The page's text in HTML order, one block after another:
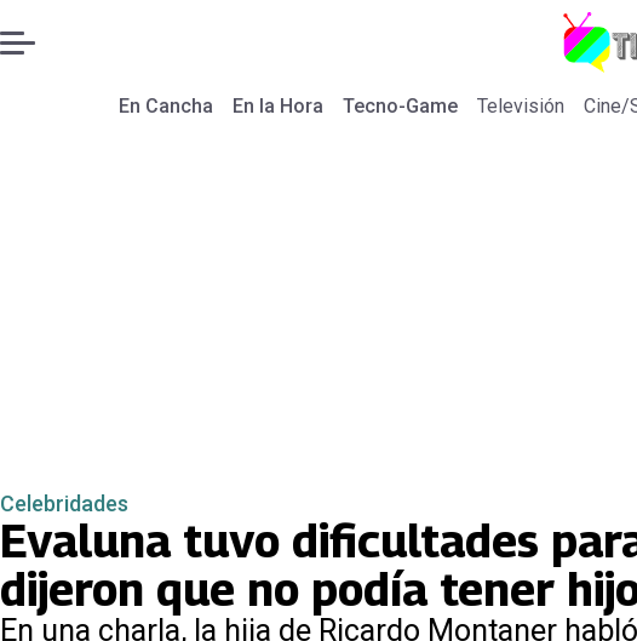
En Cancha En la Hora Tecno-Game Televisión Cine/
Celebridades
Evaluna tuvo dificultades
dijeron que no podía tener
En una charla, la hija de Ricardo Montaner